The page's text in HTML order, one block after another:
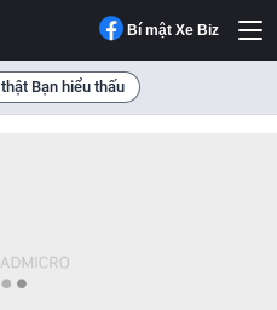
Bí mật Xe Biz
Bạn hiểu thấu